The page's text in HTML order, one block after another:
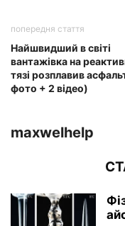
попередня стаття
Найшвидший в світі
вантажівка на
тязі розплавив
фото + 2 відео)
maxwelhelp